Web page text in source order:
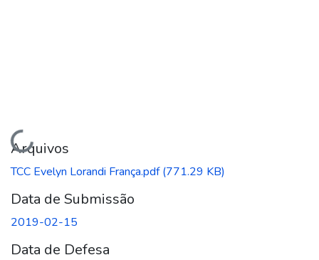
Carregando...
Arquivos
TCC Evelyn Lorandi França.pdf(771.29 KB)
Data de Submissão
2019-02-15
Data de Defesa